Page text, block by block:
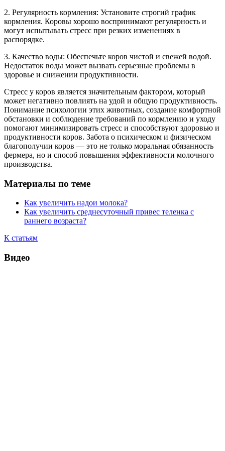
2. Регулярность кормления: Установите строгий график
кормления. Коровы хорошо воспринимают регулярность и
могут испытывать стресс при резких изменениях в
распорядке.
3. Качество воды: Обеспечьте коров чистой и свежей водой.
Недостаток воды может вызвать серьезные проблемы в
здоровье и снижении продуктивности.
Стресс у коров является значительным фактором, который
может негативно повлиять на удой и общую продуктивность.
Понимание психологии этих животных, создание комфортной
обстановки и соблюдение требований по кормлению и уходу
помогают минимизировать стресс и способствуют здоровью и
продуктивности коров. Забота о психическом и физическом
благополучии коров — это не только моральная обязанность
фермера, но и способ повышения эффективности молочного
производства.
Материалы по теме
Как увеличить надои молока?
Как увеличить среднесуточный привес теленка с
раннего возраста?
К статьям
Видео